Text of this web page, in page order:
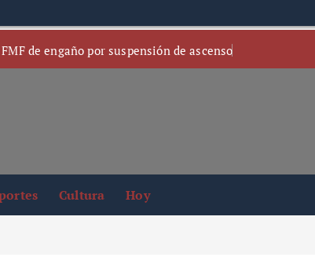
de engaño por suspensión de ascenso
Cultura Hoy